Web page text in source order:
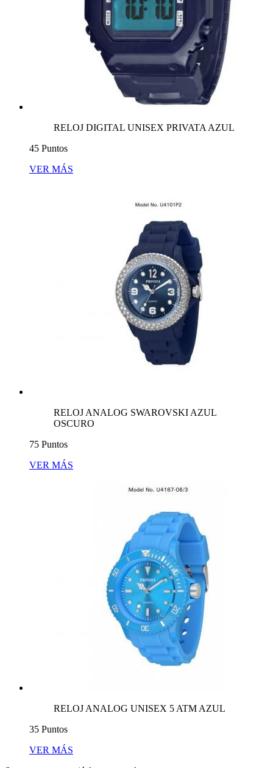
RELOJ DIGITAL UNISEX PRIVATA AZUL
45 Puntos
VER MÁS
RELOJ ANALOG SWAROVSKI AZUL
OSCURO
75 Puntos
VER MÁS
RELOJ ANALOG UNISEX 5 ATM AZUL
35 Puntos
VER MÁS